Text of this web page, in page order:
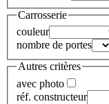
Carrosserie
couleur
nombre de portes
Autres critères
avec photo
réf. constructeur